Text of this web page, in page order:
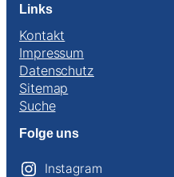
Links
Kontakt
Impressum
Datenschutz
Sitemap
Suche
Folge uns
Instagram